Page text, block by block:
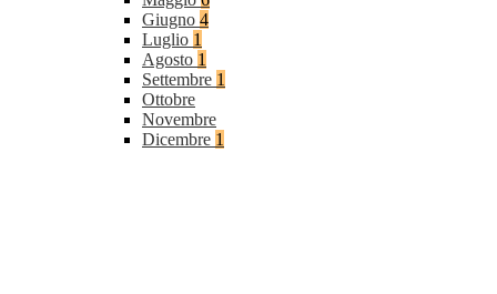
Giugno 4
Luglio 1
Agosto 1
Settembre 1
Ottobre
Novembre
Dicembre 1